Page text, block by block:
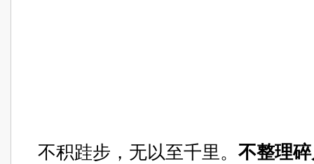
不积跬步，无以至千里。 不整理